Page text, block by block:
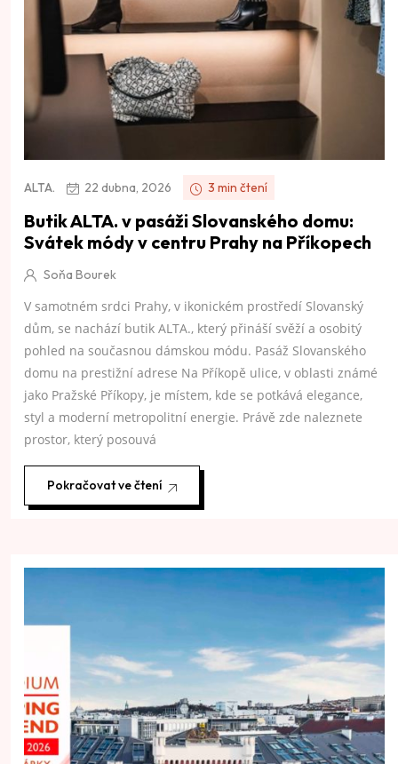
ALTA. 22 dubna, 2026 3 min čtení
Butik ALTA. v pasáži Slovanského domu:
Svátek módy v centru Prahy na Příkopech
Soňa Bourek
V samotném srdci Prahy, v ikonickém prostředí Slovanský
dům, se nachází butik ALTA., který přináší svěží a osobitý
pohled na současnou dámskou módu. Pasáž Slovanského
domu na prestižní adrese Na Příkopě ulice, v oblasti známé
jako Pražské Příkopy, je místem, kde se potkává elegance,
styl a moderní metropolitní energie. Právě zde naleznete
prostor, který posouvá
Pokračovat ve čtení